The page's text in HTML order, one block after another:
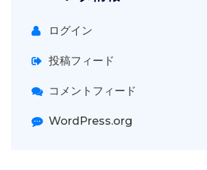
ログイン
投稿フィード
コメントフィード
WordPress.org